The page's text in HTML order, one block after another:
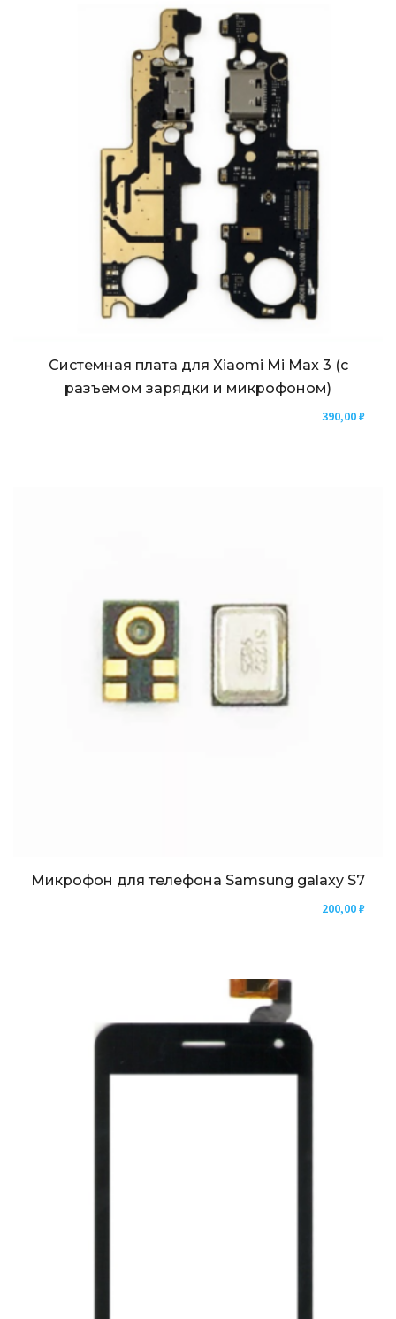
Системная плата для Xiaomi Mi Max 3 (с
разъемом зарядки и микрофоном)
390,00₽
Микрофон для телефона Samsung galaxy S7
200,00₽